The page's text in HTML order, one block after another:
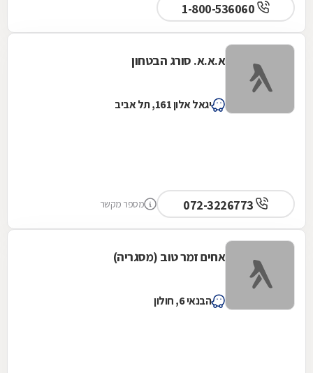
א.א.א. סורג הבטחון
יגאל אלון 161, תל אביב
מספר מקשר
אחים זמר טוב (מסגריה)
הבנאי 6, חולון